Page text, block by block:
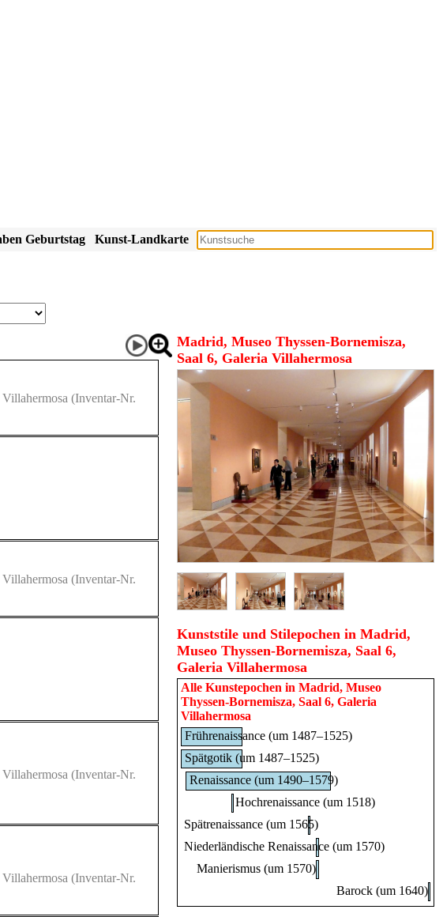
Kunst-Landkarte
Geburtstag
(Inventar-Nr.
(Inventar-Nr.
(Inventar-Nr.
(Inventar-Nr.
Madrid, Museo Thyssen-Bornemisza,
Saal 6, Galeria Villahermosa
Kunststile und Stilepochen in Madrid,
Museo Thyssen-Bornemisza, Saal 6,
Galeria Villahermosa
Alle Kunstepochen in Madrid, Museo
Thyssen-Bornemisza, Saal 6, Galeria
Villahermosa
Frührenaissance (um 1487–1525)
Spätgotik (um 1487–1525)
Renaissance (um 1490–1579)
Hochrenaissance (um 1518)
Spätrenaissance (um 1565)
Niederländische Renaissance (um 1570)
Manierismus (um 1570)
Barock (um 1640)